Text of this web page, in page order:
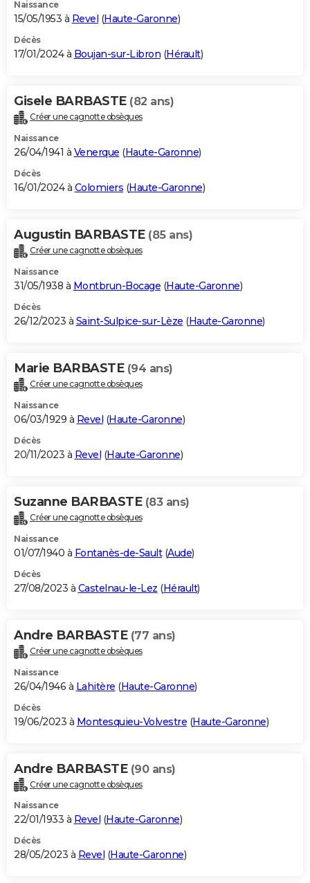
Naissance
15/05/1953 à Revel (Haute-Garonne)
Décès
17/01/2024 à Boujan-sur-Libron (Hérault)
Gisele BARBASTE (82 ans)
Créer une cagnotte obsèques
Naissance
26/04/1941 à Venerque (Haute-Garonne)
Décès
16/01/2024 à Colomiers (Haute-Garonne)
Augustin BARBASTE (85 ans)
Créer une cagnotte obsèques
Naissance
31/05/1938 à Montbrun-Bocage (Haute-Garonne)
Décès
26/12/2023 à Saint-Sulpice-sur-Lèze (Haute-Garonne)
Marie BARBASTE (94 ans)
Créer une cagnotte obsèques
Naissance
06/03/1929 à Revel (Haute-Garonne)
Décès
20/11/2023 à Revel (Haute-Garonne)
Suzanne BARBASTE (83 ans)
Créer une cagnotte obsèques
Naissance
01/07/1940 à Fontanès-de-Sault(Aude)
Décès
27/08/2023 à Castelnau-le-Lez (Hérault)
Andre BARBASTE (77 ans)
Créer une cagnotte obsèques
Naissance
26/04/1946 à Lahitère (Haute-Garonne)
Décès
19/06/2023 à Montesquieu-Volvestre (Haute-Garonne)
Andre BARBASTE (90 ans)
Créer une cagnotte obsèques
Naissance
22/01/1933 à Revel (Haute-Garonne)
Décès
28/05/2023 à Revel (Haute-Garonne)